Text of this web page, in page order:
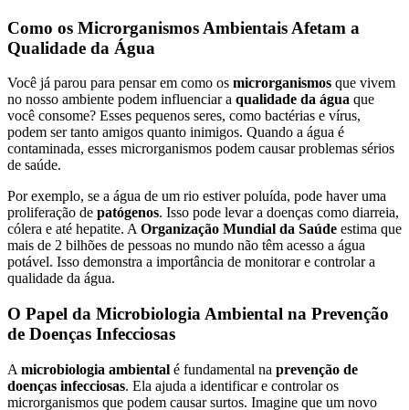
Como os Microrganismos Ambientais Afetam a
Qualidade da Água
Você já parou para pensar em como os microrganismos que vivem
no nosso ambiente podem influenciar a qualidade da água que
você consome? Esses pequenos seres, como bactérias e vírus,
podem ser tanto amigos quanto inimigos. Quando a água é
contaminada, esses microrganismos podem causar problemas sérios
de saúde.
Por exemplo, se a água de um rio estiver poluída, pode haver uma
proliferação de patógenos. Isso pode levar a doenças como diarreia,
cólera e até hepatite. A Organização Mundial da Saúde estima que
mais de 2 bilhões de pessoas no mundo não têm acesso a água
potável. Isso demonstra a importância de monitorar e controlar a
qualidade da água.
O Papel da Microbiologia Ambiental na Prevenção
de Doenças Infecciosas
A microbiologia ambiental é fundamental na prevenção de
doenças infecciosas. Ela ajuda a identificar e controlar os
microrganismos que podem causar surtos. Imagine que um novo